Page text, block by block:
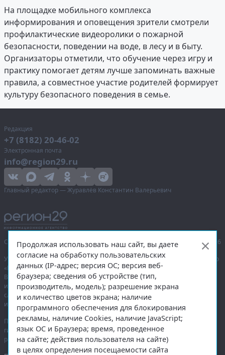
На площадке мобильного комплекса
информирования и оповещения зрители смотрели
профилактические видеоролики о пожарной
безопасности, поведении на воде, в лесу и в быту.
Организаторы отметили, что обучение через игру и
практику помогает детям лучше запоминать важные
правила, а совместное участие родителей формирует
культуру безопасного поведения в семье.
Редакция
+7 (8182) 20-46-02
Электронная почта
info@region29.ru
Главный редактор — Журавлёв Константин Валерьевич
Сетевое издание «Информационное агентство Регион 29»,
© 2016–2026
Учредитель — общество с ограниченной ответственностью «Агентство
«Правда Севера».
Выписка из реестра зарегистрированных средств массовой
информации:ЭЛ № ФС 77-74226от 09.11.2018 выдано Федеральной
службой по надзору в сфере связи, информационных технологий
и массовых коммуникаций (Роскомнадзор).
При полном или частичном использовании любых материалов
гиперссылка на region29.ruобязательна. Копирование материалов без
разрешения администрации сайта запрещено.
Продолжая использовать наш сайт, вы даете
согласие на обработку пользовательских
данных (IP-адрес; версия ОС; версия веб-
браузера; сведения об устройстве (тип,
производитель, модель); разрешение экрана
и количество цветов экрана; наличие
программного обеспечения для блокирования
рекламы, наличие Cookies, наличие JavaScript;
язык ОС и Браузера; время, проведенное
на сайте; действия пользователя на сайте)
в целях определения посещаемости сайта